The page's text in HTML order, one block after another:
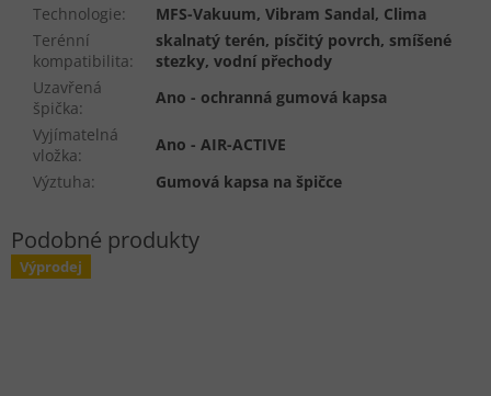
Technologie:
MFS-Vakuum, Vibram Sandal, Clima
Terénní
kompatibilita:
skalnatý terén, písčitý povrch, smíšené
stezky, vodní přechody
Uzavřená
špička:
Ano - ochranná gumová kapsa
Vyjímatelná
vložka:
Ano - AIR-ACTIVE
Výztuha: Gumová kapsa na špičce
Výprodej